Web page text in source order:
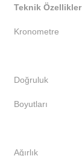
Teknik Özellikler
Kronometre
Doğruluk
Boyutları
Ağırlık